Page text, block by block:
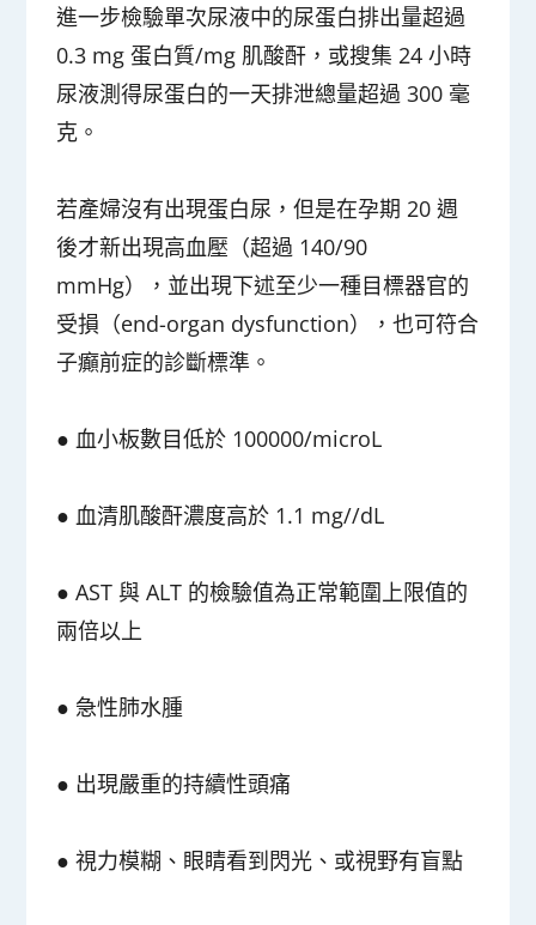
進一步檢驗單次尿液中的尿蛋白排出量超過
0.3 mg 蛋白質/mg 肌酸酐，或搜集 24 小時
尿液測得尿蛋白的一天排泄總量超過 300 毫
克。
若產婦沒有出現蛋白尿，但是在孕期 20 週
後才新出現高血壓（超過 140/90
mmHg），並出現下述至少一種目標器官的
受損（end-organ dysfunction），也可符合
子癲前症的診斷標準。
● 血小板數目低於 100000/microL
● 血清肌酸酐濃度高於 1.1 mg//dL
● AST 與 ALT 的檢驗值為正常範圍上限值的
兩倍以上
● 急性肺水腫
● 出現嚴重的持續性頭痛
● 視力模糊、眼睛看到閃光、或視野有盲點